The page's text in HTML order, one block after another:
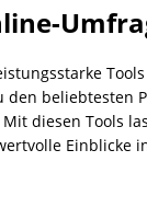
beliebtesten
diesen Tools
Einblicke